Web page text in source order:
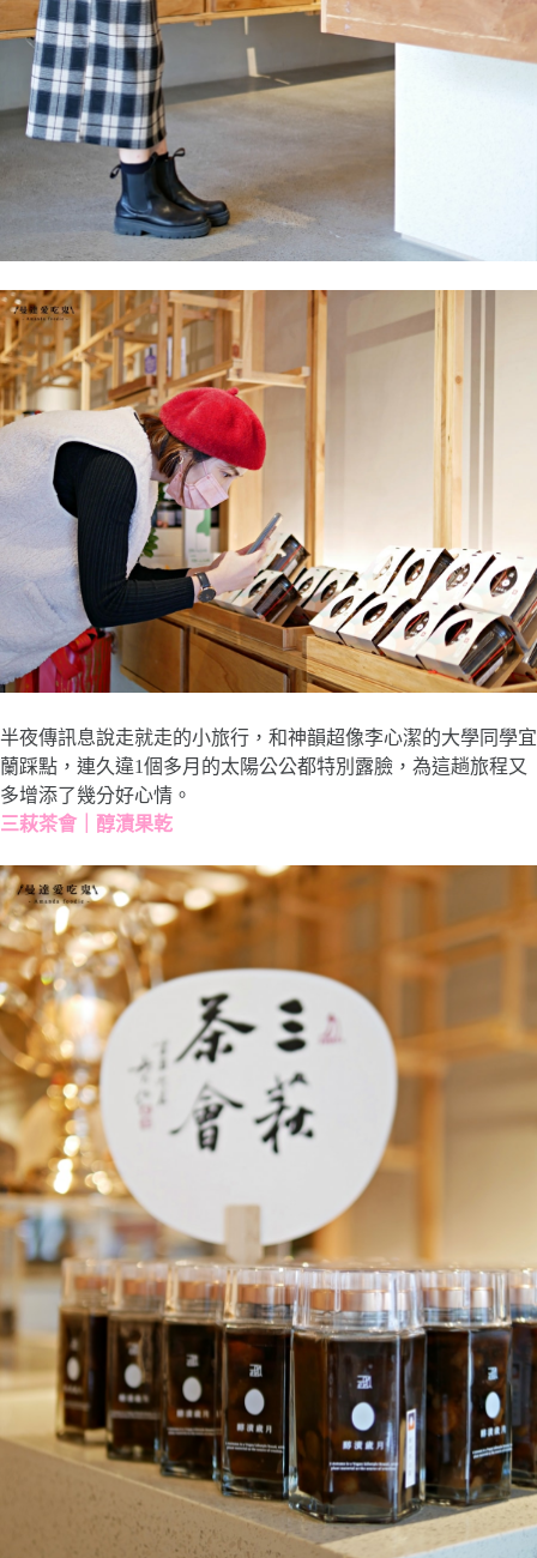
半夜傳訊息說走就走的小旅行，和神韻超像李心潔的大學同學宜
蘭踩點，連久違1個多月的太陽公公都特別露臉，為這趟旅程又
多增添了幾分好心情。
三萩茶會｜醇漬果乾